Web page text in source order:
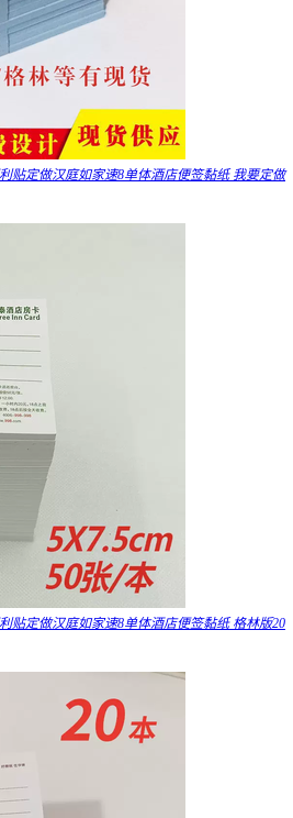
贴定做汉庭如家速8单体酒店便签黏纸 我要定做
贴定做汉庭如家速8单体酒店便签黏纸 格林版20